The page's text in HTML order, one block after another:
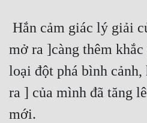
mở ra ]càng thêm
loại đột phá bình
ra ] của mình đã tăng
mới.